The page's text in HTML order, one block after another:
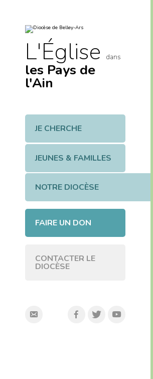
L'Église dans
les Pays de
l'Ain
JE CHERCHE
JEUNES & FAMILLES
NOTRE DIOCÈSE
FAIRE UN DON
CONTACTER LE
DIOCÈSE